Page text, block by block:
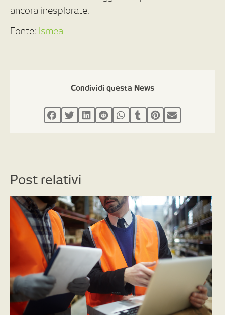
ancora inesplorate.
Fonte: Ismea
Condividi questa News
Post relativi